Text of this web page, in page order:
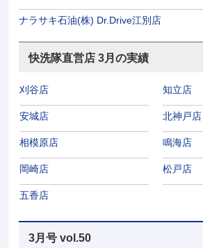
ナラサキ石油(株) Dr.Drive江別店
快洗隊直営店 3月の実績
刈谷店 知立店
安城店 北神戸店
相模原店 鳴海店
岡崎店 松戸店
五香店
3月号 vol.50